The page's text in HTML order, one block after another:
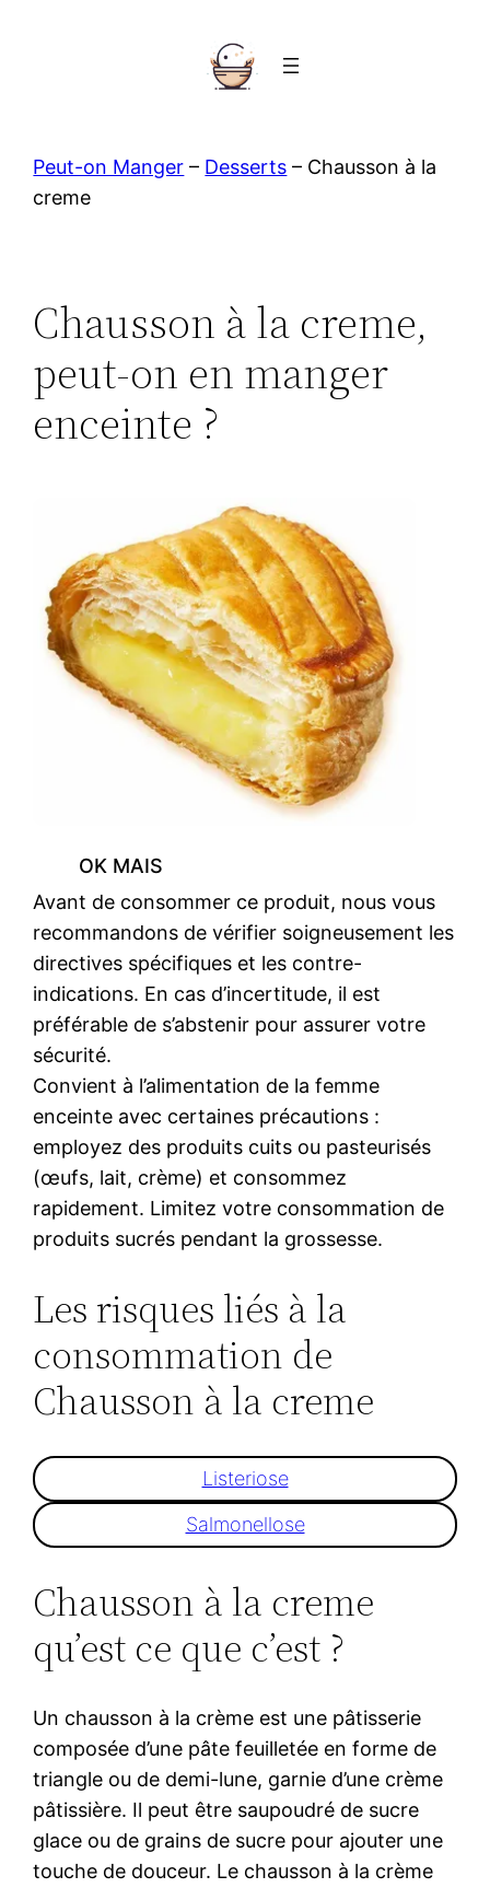
Peut-on Manger – Desserts – Chausson à la
creme
Chausson à la creme,
peut-on en manger
enceinte ?
OK MAIS
Avant de consommer ce produit, nous vous
recommandons de vérifier soigneusement les
directives spécifiques et les contre-
indications. En cas d’incertitude, il est
préférable de s’abstenir pour assurer votre
sécurité.
Convient à l’alimentation de la femme
enceinte avec certaines précautions :
employez des produits cuits ou pasteurisés
(œufs, lait, crème) et consommez
rapidement. Limitez votre consommation de
produits sucrés pendant la grossesse.
Les risques liés à la
consommation de
Chausson à la creme
Listeriose
Salmonellose
Chausson à la creme
qu’est ce que c’est ?
Un chausson à la crème est une pâtisserie
composée d’une pâte feuilletée en forme de
triangle ou de demi-lune, garnie d’une crème
pâtissière. Il peut être saupoudré de sucre
glace ou de grains de sucre pour ajouter une
touche de douceur. Le chausson à la crème